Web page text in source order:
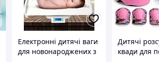
Електронні дитячі ваги
для новонароджених з
Дитячі
квади для